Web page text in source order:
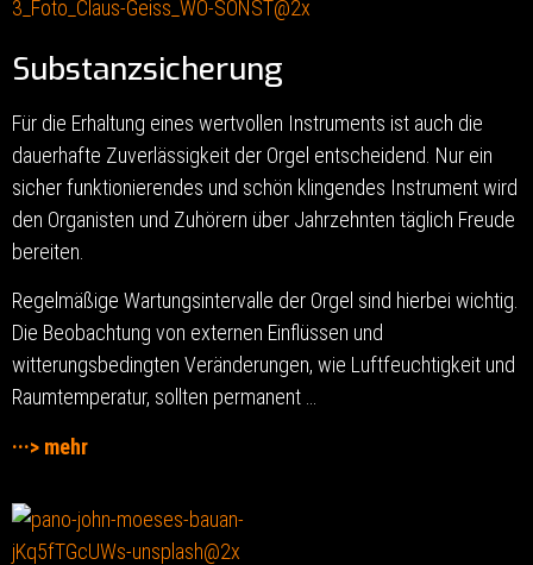
Substanzsicherung
Für die Erhaltung eines wertvollen Instruments ist auch die
dauerhafte Zuverlässigkeit der Orgel entscheidend. Nur ein
sicher funktionierendes und schön klingendes Instrument wird
den Organisten und Zuhörern über Jahrzehnten täglich Freude
bereiten.
Regelmäßige Wartungsintervalle der Orgel sind hierbei wichtig.
Die Beobachtung von externen Einflüssen und
witterungsbedingten Veränderungen, wie Luftfeuchtigkeit und
Raumtemperatur, sollten permanent …
···> mehr